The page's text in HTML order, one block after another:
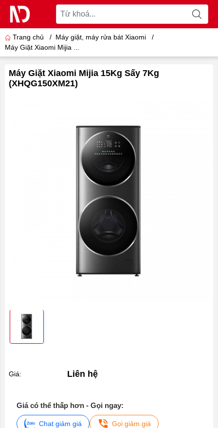
Trang chủ / Máy giặt, máy rửa bát Xiaomi
/
Máy Giặt Xiaomi Mijia ...
Máy Giặt Xiaomi Mijia 15Kg Sấy 7Kg
(XHQG150XM21)
Giá: Liên hệ
Giá có thể thấp hơn - Gọi ngay:
Chat giảm giá Gọi giảm giá